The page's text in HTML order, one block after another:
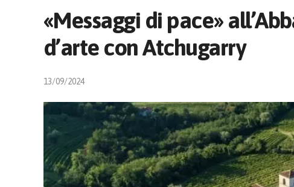
«Messaggi di pace»
d’arte con Atchugarry
13/09/2024